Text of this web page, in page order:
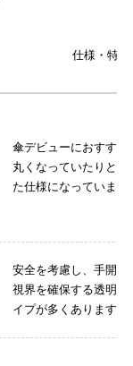
仕様・特徴
傘デビューにおすすめ
丸くなっていたりと、
た仕様になっています
安全を考慮し、手開き
視界を確保する透明窓
イプが多くあります。